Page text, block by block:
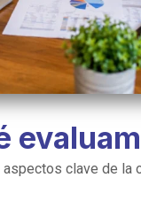
clave de la